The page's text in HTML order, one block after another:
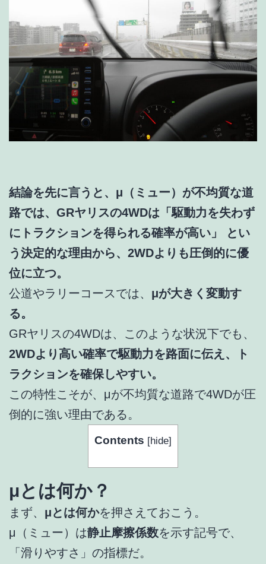
結論を先に言うと、μ（ミュー）が不均質な道
路では、GRヤリスの4WDは「駆動力を失わず
にトラクションを得られる確率が高い」 とい
う決定的な理由から、2WDよりも圧倒的に優
位に立つ。
公道やラリーコースでは、 μが大きく変動す
る。
GRヤリスの4WDは、このような状況下でも、
2WDより高い確率で駆動力を路面に伝え、ト
ラクションを確保しやすい。
この特性こそが、μが不均質な道路で4WDが圧
倒的に強い理由である。
Contents [hide]
μとは何か？
まず、 μとは何かを押さえておこう。
μ（ミュー）は静止摩擦係数を示す記号で、
「滑りやすさ」の指標だ。